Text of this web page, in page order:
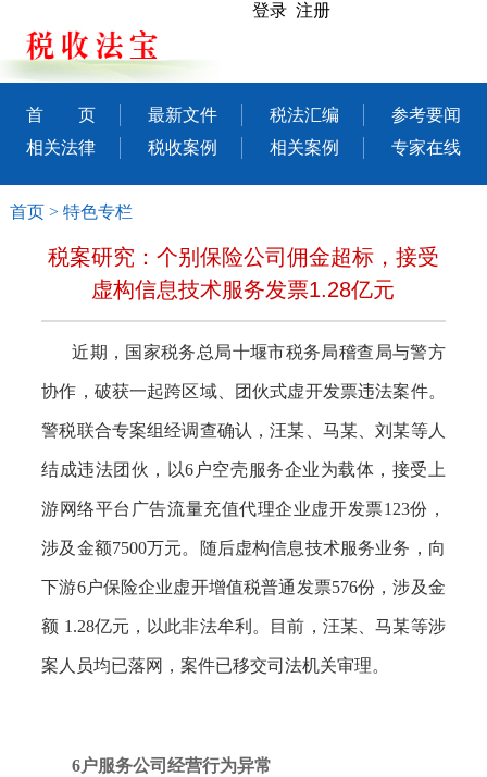
登录 注册
首 页 最新文件 税法汇编
参考要闻
相关法律
税收案例 相关案例 专家在线
首页> 特色专栏
税案研究：个别保险公司佣金超标，接受
虚构信息技术服务发票1.28亿元
近期，国家税务总局十堰市税务局稽查局与警方
协作，破获一起跨区域、团伙式虚开发票违法案件。
警税联合专案组经调查确认，汪某、马某、刘某等人
结成违法团伙，以6户空壳服务企业为载体，接受上
游网络平台广告流量充值代理企业虚开发票123份，
涉及金额7500万元。随后虚构信息技术服务业务，向
下游6户保险企业虚开增值税普通发票576份，涉及金
额 1.28亿元，以此非法牟利。目前，汪某、马某等涉
案人员均已落网，案件已移交司法机关审理。
6户服务公司经营行为异常